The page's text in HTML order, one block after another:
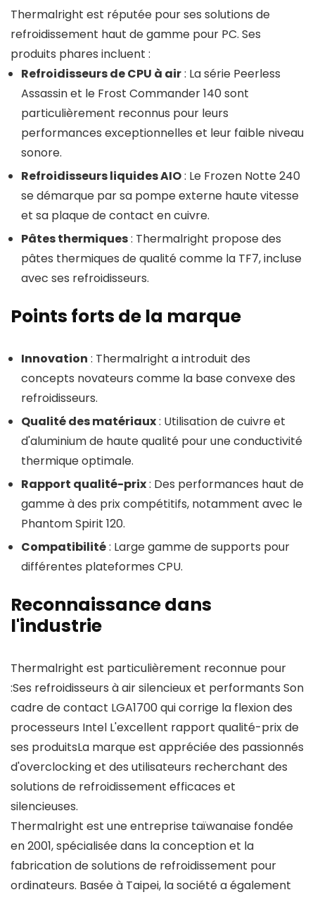
Thermalright est réputée pour ses solutions de
refroidissement haut de gamme pour PC. Ses
produits phares incluent :
Refroidisseurs de CPU à air: La série Peerless
Assassin et le Frost Commander 140 sont
particulièrement reconnus pour leurs
performances exceptionnelles et leur faible niveau
sonore.
Refroidisseurs liquides AIO: Le Frozen Notte 240
se démarque par sa pompe externe haute vitesse
et sa plaque de contact en cuivre.
Pâtes thermiques: Thermalright propose des
pâtes thermiques de qualité comme la TF7, incluse
avec ses refroidisseurs.
Points forts de la marque
Innovation : Thermalright a introduit des
concepts novateurs comme la base convexe des
refroidisseurs.
Qualité des matériaux: Utilisation de cuivre et
d'aluminium de haute qualité pour une conductivité
thermique optimale.
Rapport qualité-prix: Des performances haut de
gamme à des prix compétitifs, notamment avec le
Phantom Spirit 120.
Compatibilité: Large gamme de supports pour
différentes plateformes CPU.
Reconnaissance dans
l'industrie
Thermalright est particulièrement reconnue pour
:Ses refroidisseurs à air silencieux et performants Son
cadre de contact LGA1700 qui corrige la flexion des
processeurs Intel L'excellent rapport qualité-prix de
ses produitsLa marque est appréciée des passionnés
d'overclocking et des utilisateurs recherchant des
solutions de refroidissement efficaces et
silencieuses.
Thermalright est une entreprise taïwanaise fondée
en 2001, spécialisée dans la conception et la
fabrication de solutions de refroidissement pour
ordinateurs. Basée à Taipei, la société a également